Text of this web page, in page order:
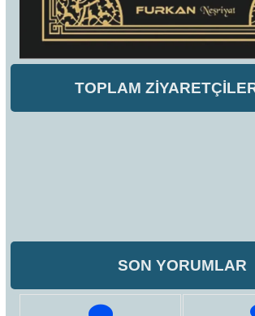
TOPLAM
SON YORUMLAR